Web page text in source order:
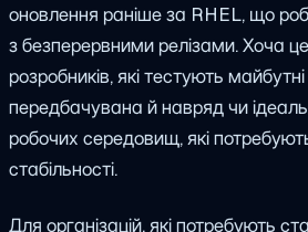
оновлення раніше за RHEL, що
з безперервними релізами. Хоча
розробників, які тестують
передбачувана й навряд чи
робочих середовищ, які
стабільності.
Для організацій, які потребують